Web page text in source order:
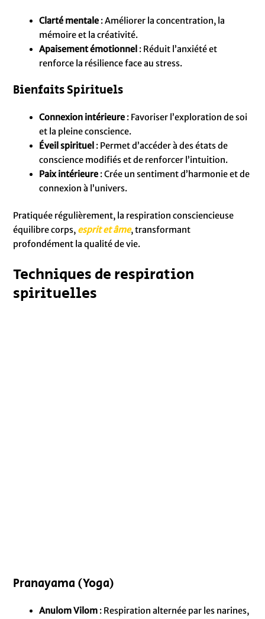
Clarté mentale : Améliorer la concentration, la
mémoire et la créativité.
Apaisement émotionnel : Réduit l’anxiété et
renforce la résilience face au stress.
Bienfaits Spirituels
Connexion intérieure : Favoriser l’exploration de soi
et la pleine conscience.
Éveil spirituel : Permet d’accéder à des états de
conscience modifiés et de renforcer l’intuition.
Paix intérieure : Crée un sentiment d’harmonie et de
connexion à l’univers.
Pratiquée régulièrement, la respiration consciencieuse
équilibre corps, esprit et âme, transformant
profondément la qualité de vie.
Techniques de respiration
spirituelles
Pranayama (Yoga)
Anulom Vilom : Respiration alternée par les narines,